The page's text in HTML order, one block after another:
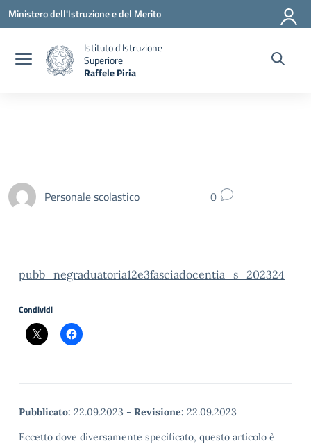
Vai ai contenuti
Vai al menu di navigazione
Vai al footer
Ministero dell'Istruzione e del Merito
Istituto d'Istruzione
Superiore
Raffele Piria
Personale scolastico 0
pubb_negraduatoria12e3fasciadocentia_s_202324
Condividi
Pubblicato: 22.09.2023 - Revisione: 22.09.2023
Eccetto dove diversamente specificato, questo articolo è